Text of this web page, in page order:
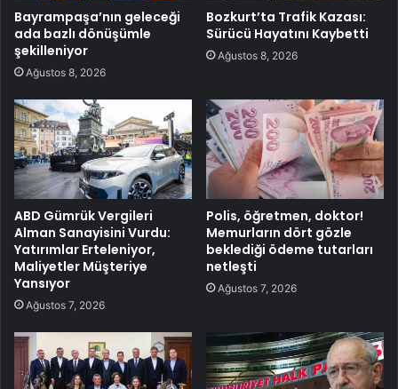
Bayrampaşa’nın geleceği
ada bazlı dönüşümle
şekilleniyor
Ağustos 8, 2026
Bozkurt’ta Trafik Kazası:
Sürücü Hayatını Kaybetti
Ağustos 8, 2026
ABD Gümrük Vergileri
Alman Sanayisini Vurdu:
Yatırımlar Erteleniyor,
Maliyetler Müşteriye
Yansıyor
Ağustos 7, 2026
Polis, öğretmen, doktor!
Memurların dört gözle
beklediği ödeme tutarları
netleşti
Ağustos 7, 2026